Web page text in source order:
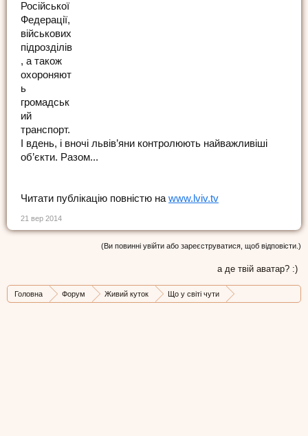
Російської
Федерації,
військових
підрозділів
, а також
охороняют
ь
громадськ
ий
транспорт.
І вдень, і вночі львів’яни контролюють найважливіші
об’єкти. Разом...
Читати публікацію повністю на www.lviv.tv
21 вер 2014
(Ви повинні увійти або зареєструватися, щоб відповісти.)
а де твій аватар? :)
Головна Форум Живий куток
Що у світі чути